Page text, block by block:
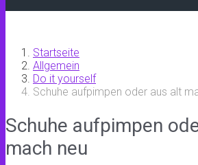
Startseite
Allgemein
Do it yourself
Schuhe aufpimpen oder aus alt
Schuhe aufpimpen
mach neu